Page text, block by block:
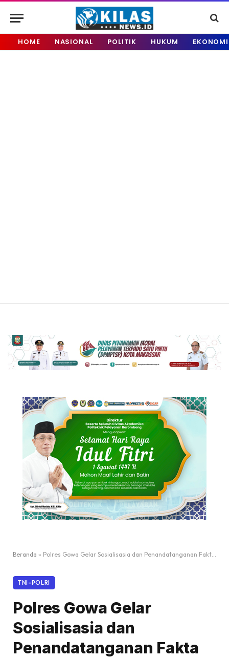
HOME NASIONAL POLITIK HUKUM EKONOMI
Beranda » Polres Gowa Gelar Sosialisasia dan Penandatanganan Fakta Integritas T.A.2023
TNI-POLRI
Polres Gowa Gelar
Sosialisasia dan
Penandatanganan Fakta